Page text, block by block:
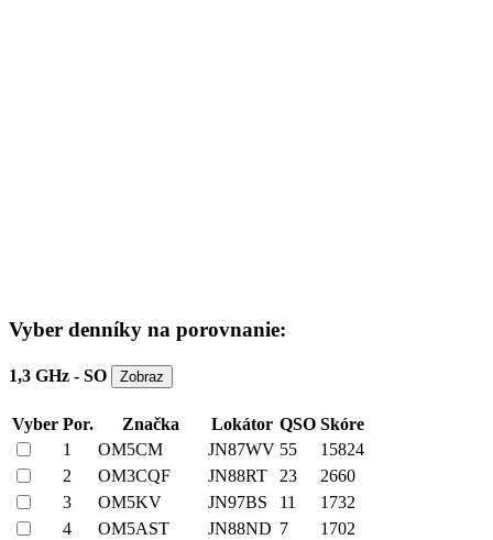
Vyber denníky na porovnanie:
1,3 GHz - SO
Vyber Por. Značka Lokátor QSO Skóre
1
OM5CM JN87WV 55
15824
2
OM3CQF JN88RT 23
2660
3
OM5KV JN97BS 11
1732
4
OM5AST JN88ND 7
1702